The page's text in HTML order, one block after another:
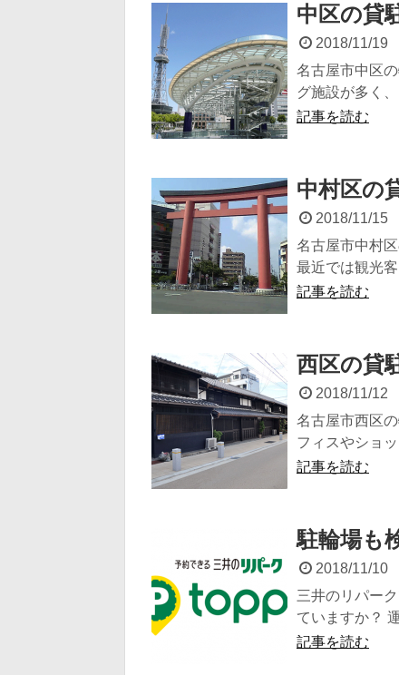
中区の貸
2018/11/19
名古屋市中区
グ施設が多く
記事を読む
中村区の
2018/11/15
名古屋市中村
最近では観光
記事を読む
西区の貸
2018/11/12
名古屋市西区
フィスやショ
記事を読む
駐輪場も
2018/11/10
三井のリパー
ていますか？
記事を読む